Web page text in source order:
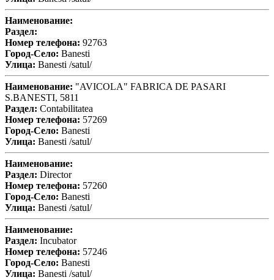
Наименование:
Раздел:
Номер телефона: 92763
Город-Село: Banesti
Улица: Banesti /satul/
Наименование: "AVICOLA" FABRICA DE PASARI
S.BANESTI, 5811
Раздел: Contabilitatea
Номер телефона: 57269
Город-Село: Banesti
Улица: Banesti /satul/
Наименование:
Раздел: Director
Номер телефона: 57260
Город-Село: Banesti
Улица: Banesti /satul/
Наименование:
Раздел: Incubator
Номер телефона: 57246
Город-Село: Banesti
Улица: Banesti /satul/